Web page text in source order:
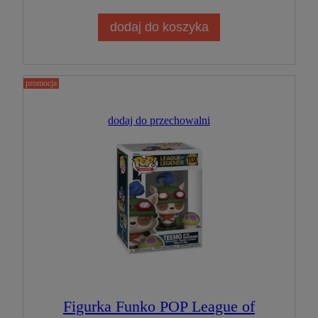
dodaj do koszyka
dodaj do przechowalni
Figurka Funko POP League of
promocja